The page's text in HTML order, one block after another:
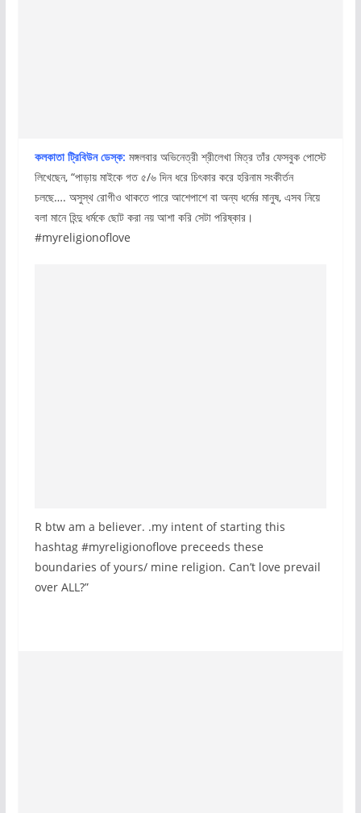
কলকাতা ট্রিবিউন ডেস্ক: মঙ্গলবার অভিনেত্রী শ্রীলেখা মিত্র তাঁর ফেসবুক পোস্টে
লিখেছেন, “পাড়ায় মাইকে গত ৫/৬ দিন ধরে চিৎকার করে হরিনাম সংকীর্তন
চলছে…. অসুস্থ রোগীও থাকতে পারে আশেপাশে বা অন্য ধর্মের মানুষ, এসব নিয়ে
বলা মানে হিন্দু ধর্মকে ছোট করা নয় আশা করি সেটা পরিষ্কার।
#myreligionoflove
R btw am a believer. .my intent of starting this
hashtag #myreligionoflove preceeds these
boundaries of yours/ mine religion. Can’t love prevail
over ALL?”